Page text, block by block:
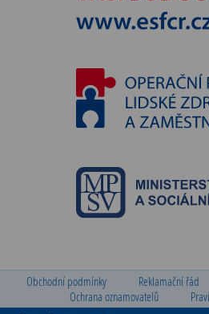
Obchodní podmínky Reklamační řád
Ochrana oznamovatelů